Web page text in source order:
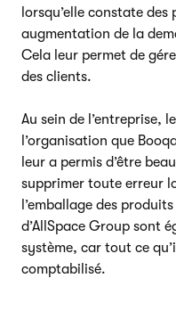
lorsqu’elle constate
augmentation de la
Cela leur permet de
des clients.
Au sein de l’entreprise,
l’organisation que
leur a permis d’être
supprimer toute erreur
l’emballage des
d’AllSpace Group sont
système, car tout ce
comptabilisé.